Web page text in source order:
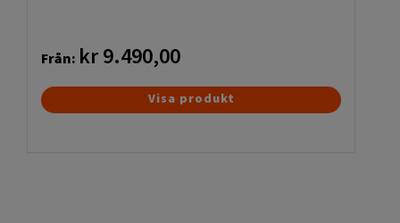
Från: kr9.490,00
Den
här
Visa produkt